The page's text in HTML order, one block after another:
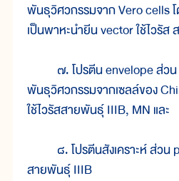
พันธุวิศวกรรมจาก Vero cells
เป็นพาหะนำยีน vector ใช้ไวรั
๗. โปรตีน envelope ส่วน
พันธุวิศวกรรมจากเซลล์ของ
ใช้ไวรัสสายพันธุ์ IIIB, MN และ
๘. โปรตีนสังเคราะห์ ส่วน
สายพันธุ์ IIIB